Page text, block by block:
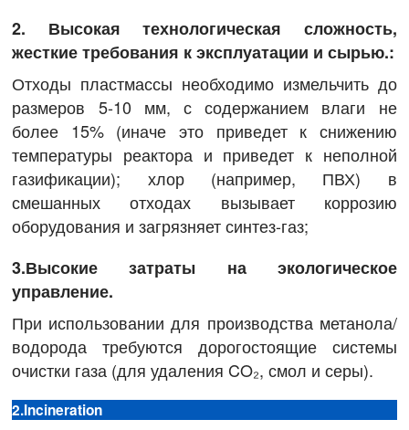
2. Высокая технологическая сложность,
жесткие требования к эксплуатации и сырью.:
Отходы пластмассы необходимо измельчить до
размеров 5-10 мм, с содержанием влаги не
более 15% (иначе это приведет к снижению
температуры реактора и приведет к неполной
газификации); хлор (например, ПВХ) в
смешанных отходах вызывает коррозию
оборудования и загрязняет синтез-газ;
3.Высокие затраты на экологическое
управление.
При использовании для производства метанола/
водорода требуются дорогостоящие системы
очистки газа (для удаления CO₂, смол и серы).
2.Incineration